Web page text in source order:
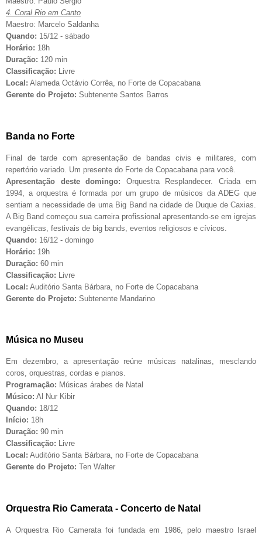
4. Coral Rio em Canto
Maestro: Marcelo Saldanha
Quando: 15/12 - sábado
Horário: 18h
Duração: 120 min
Classificação: Livre
Local: Alameda Octávio Corrêa, no Forte de Copacabana
Gerente do Projeto: Subtenente Santos Barros
Banda no Forte
Final de tarde com apresentação de bandas civis e militares, com
repertório variado. Um presente do Forte de Copacabana para você.
Apresentação deste domingo: Orquestra Resplandecer. Criada em
1994, a orquestra é formada por um grupo de músicos da ADEG que
sentiam a necessidade de uma Big Band na cidade de Duque de Caxias.
A Big Band começou sua carreira profissional apresentando-se em igrejas
evangélicas, festivais de big bands, eventos religiosos e cívicos.
Quando: 16/12 - domingo
Horário: 19h
Duração: 60 min
Classificação: Livre
Local: Auditório Santa Bárbara, no Forte de Copacabana
Gerente do Projeto: Subtenente Mandarino
Música no Museu
Em dezembro, a apresentação reúne músicas natalinas, mesclando
coros, orquestras, cordas e pianos.
Programação: Músicas árabes de Natal
Músico: Al Nur Kibir
Quando: 18/12
Início: 18h
Duração: 90 min
Classificação: Livre
Local: Auditório Santa Bárbara, no Forte de Copacabana
Gerente do Projeto: Ten Walter
Orquestra Rio Camerata - Concerto de Natal
A Orquestra Rio Camerata foi fundada em 1986, pelo maestro Israel